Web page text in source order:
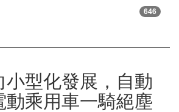
646
小型化發展，自動
動乘用車一騎絕塵